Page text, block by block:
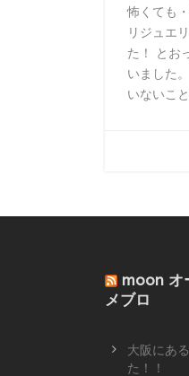
怖くても
リジュエ
た！ とお
いました
いないこ
moon オ
メブロ
大阪にあ
た！！